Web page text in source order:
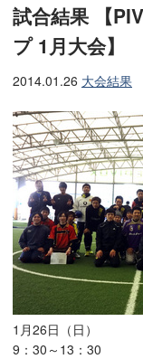
試合結果 【
プ 1月大会】
2014.01.26 大会結果
1月26日（日）
9：30～13：30